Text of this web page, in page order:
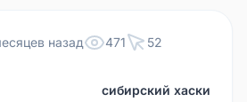
назад 471 52
сибирский хаски